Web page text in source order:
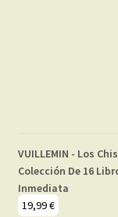
VUILLEMIN - Los
Colección De 16
Inmediata
19,99€